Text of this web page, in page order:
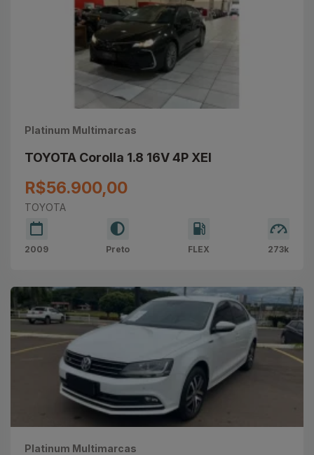
Platinum Multimarcas
TOYOTA Corolla 1.8 16V 4P XEI
R$56.900,00
TOYOTA
2009 Preto FLEX 273k
Platinum Multimarcas